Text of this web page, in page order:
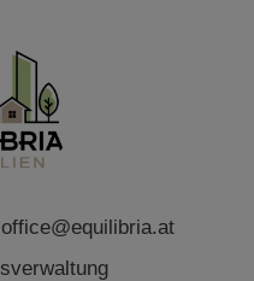
office@equilibria.at